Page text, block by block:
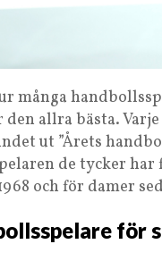
många
den allra bästa.
ut ”Årets
de tycker
och för damer
för